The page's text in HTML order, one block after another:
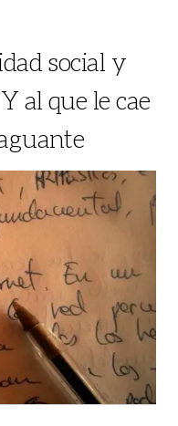
social y
al que le cae